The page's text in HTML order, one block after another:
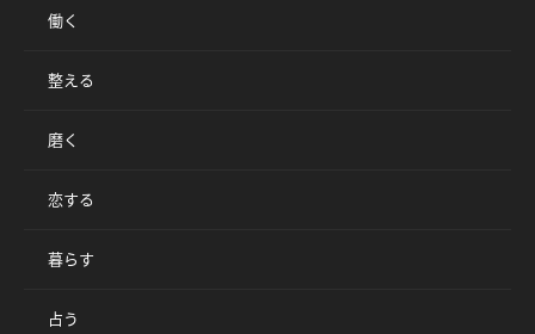
働く
整える
磨く
恋する
暮らす
占う